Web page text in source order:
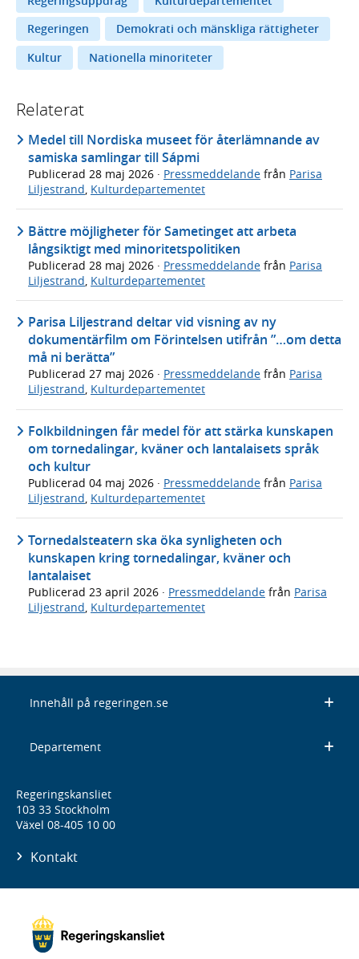
Regeringen
Demokrati och mänskliga rättigheter
Kultur
Nationella minoriteter
Relaterat
Medel till Nordiska museet för återlämnande av
samiska samlingar till Sápmi
Publicerad 28 maj 2026 · Pressmeddelande från Parisa
Liljestrand, Kulturdepartementet
Bättre möjligheter för Sametinget att arbeta
långsiktigt med minoritetspolitiken
Publicerad 28 maj 2026 · Pressmeddelande från Parisa
Liljestrand Kulturdepartementet
Parisa Liljestrand deltar vid visning av ny
dokumentärfilm om Förintelsen utifrån ”…om detta
må ni berätta”
Publicerad 27 maj 2026 · Pressmeddelande från Parisa
Liljestrand, Kulturdepartementet
Folkbildningen får medel för att stärka kunskapen
om tornedalingar, kväner och lantalaisets språk
och kultur
Publicerad 04 maj 2026 · Pressmeddelande från Parisa
Liljestrand, Kulturdepartementet
Tornedalsteatern ska öka synligheten och
kunskapen kring tornedalingar, kväner och
lantalaiset
Publicerad 23 april 2026 · Pressmeddelande från Parisa
Liljestrand Kulturdepartementet
Innehåll på regeringen.se
Departement
Regeringskansliet
103 33 Stockholm
Växel 08-405 10 00
Kontakt